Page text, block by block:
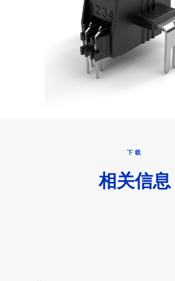
下载
相关信息